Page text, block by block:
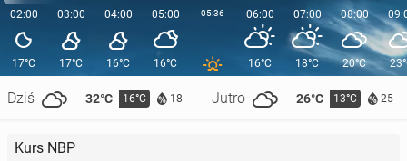
02:00
17°C
Dziś 32°C 16°C 18 Jutro 26°C 13°C 25
03:00
17°C
04:00
16°C
05:00
16°C
05:36 06:00
16°C
07:00
18°C
08:00
20°C
Kurs NBP